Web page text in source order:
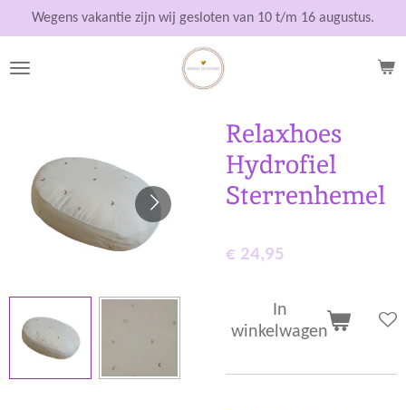
direct
naar
Wegens vakantie zijn wij gesloten van 10 t/m 16 augustus.
Relaxhoes
Hydrofiel
Sterrenhemel
€ 24,95
In
winkelwagen